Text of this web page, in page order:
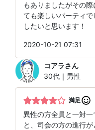
もありましたがその
ても楽しいパーティ
したいと思います！
2020-10-21 07:31
コアラさん
30代｜男性
満足
異性の方全員と一対
と、司会の方の進行が